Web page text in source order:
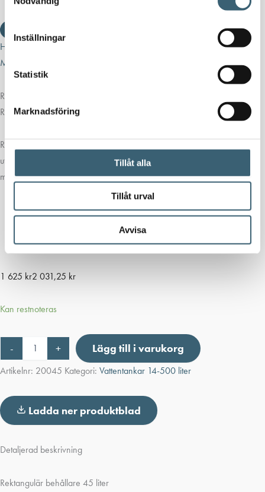
Inställningar
Statistik
Marknadsföring
Tillåt alla
Tillåt urval
Avvisa
Hem /Vattentankar & utrustning
Vattentankar Ovan
Mark
/ Rektangulär behållare 45 liter
Rektangulär behållare 45 liter
Rektangulär behållare 45 liter
Rektangulär behållare 45 liter är en kompakt tank perfekt för trånga
utrymmen, storsäljare som vattentank till båt, husvagn, camper, husbil
m.m.
1 625 kr2 031,25 kr
Kan restnoteras
-
behållare
45
liter
+ Lägg till i varukorg
Artikelnr: 20045 Kategori: Vattentankar 14-500 liter
Ladda ner produktblad
Detaljerad beskrivning
Rektangulär behållare 45 liter